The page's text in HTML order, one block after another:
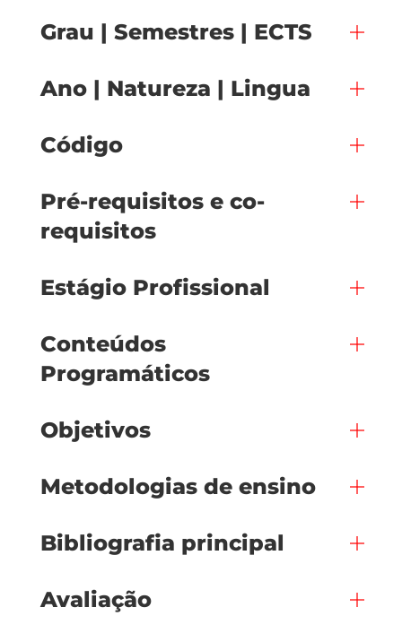
Grau | Semestres | ECTS
Ano | Natureza | Lingua
Código
Pré-requisitos e co-
requisitos
Estágio Profissional
Conteúdos
Programáticos
Objetivos
Metodologias de ensino
Bibliografia principal
Avaliação